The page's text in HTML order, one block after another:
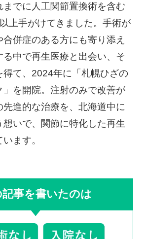
までに人工関節置換術を含む
上手がけてきました。手術が
併症のある方にも寄り添え
る中で再生医療と出会い、そ
得て、2024年に「札幌ひざの
」を開院。注射のみで改善が
進的な治療を、北海道中に
想いで、関節に特化した再生
ます。
記事を書いたのは